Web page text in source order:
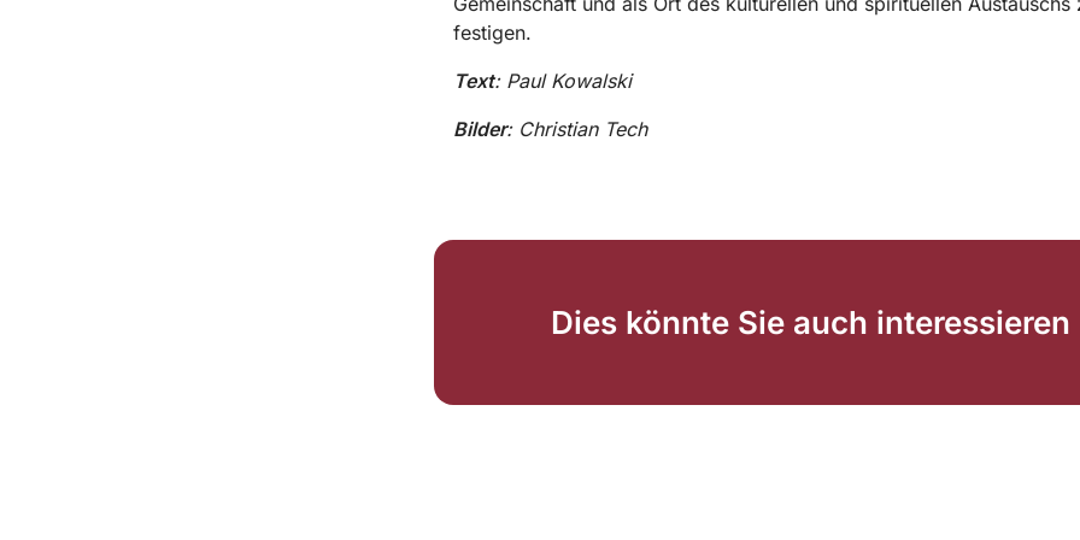
festigen.
Text: Paul Kowalski
Bilder: Christian Tech
Dies könnte Sie auch interessieren